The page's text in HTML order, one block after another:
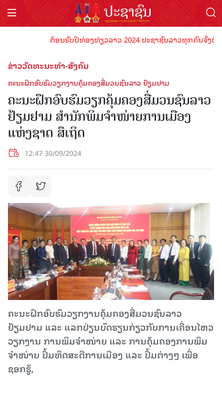
ຕ້ອນຮັບປີທ່ອງທ່ຽວລາວ 2024 ປະຊາຊົນລາວທຸກຄົນຈົ່ງພ້ອ
ຂ່າວວັດທະນະທຳ-ສັງຄົມ
ຄະນະຝຶກອົບຮົມວຽກງານຄຸ້ມຄອງສື່ມວນຊົນລາວ ຢ້ຽມຢາມ
ຄະນະຝຶກອົບຮົມວຽກຄຸ້ມຄອງສື່ມວນຊົນລາວ
ຢ້ຽມຢາມ ສຳນັກພິມຈຳໜ່າຍການເມືອງ
ແຫ່ງຊາດ ສຶເຖິດ
12:47 30/09/2024
ຄະນະຝຶກອົບຮົມວຽກງານຄຸ້ມຄອງສື່ມວນຊົນລາວ
ຢ້ຽມຢາມ ແລະ ແລກປ່ຽນບົດຮຽນກ່ຽວກັບການເຄື່ອນໄຫວ
ວຽກງານ ການພິມຈຳໜ່າຍ ແລະ ການຄຸ້ມຄອງການພິມ
ຈຳໜ່າຍ ປຶ້ມທິດສະດີການເມືອງ ແລະ ປຶ້ມຕ່າງໆ ເພື່ອ
ຊອກຮູ້,